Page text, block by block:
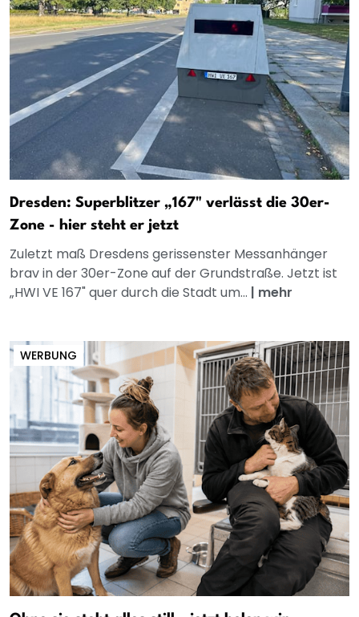
Dresden: Superblitzer „167" verlässt die 30er-
Zone - hier steht er jetzt
Zuletzt maß Dresdens gerissenster Messanhänger
brav in der 30er-Zone auf der Grundstraße. Jetzt ist
„HWI VE 167" quer durch die Stadt um... | mehr
WERBUNG